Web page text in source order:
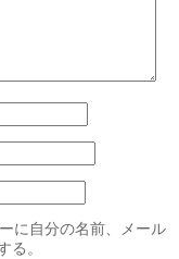
に自分の名前、メール
る。